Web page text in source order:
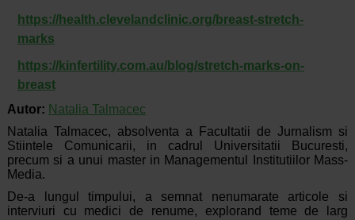
https://health.clevelandclinic.org/breast-stretch-
marks
https://kinfertility.com.au/blog/stretch-marks-on-
breast
Autor: Natalia Talmacec
Natalia Talmacec, absolventa a Facultatii de Jurnalism si
Stiintele Comunicarii, in cadrul Universitatii Bucuresti,
precum si a unui master in Managementul Institutiilor Mass-
Media.
De-a lungul timpului, a semnat nenumarate articole si
interviuri cu medici de renume, explorand teme de larg